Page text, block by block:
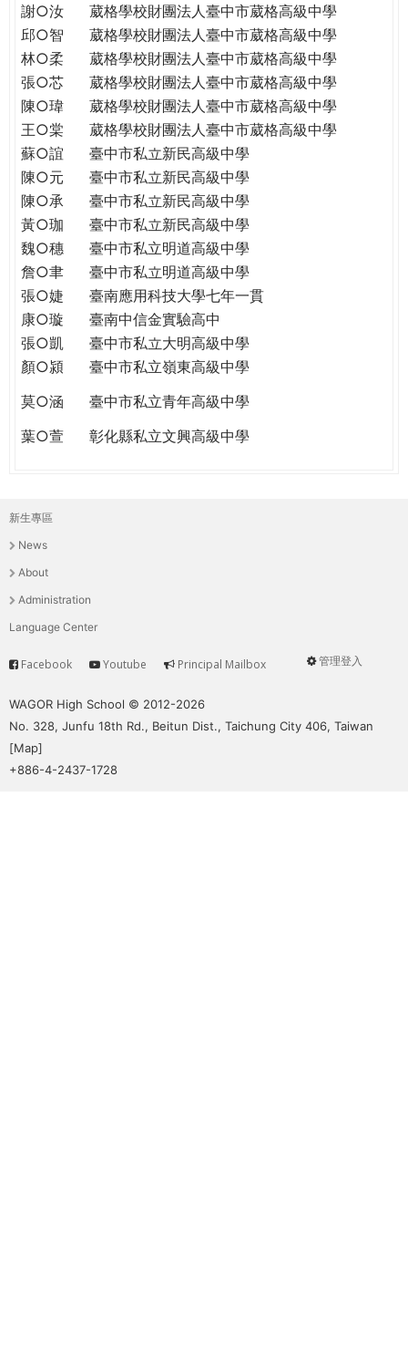
謝○汝
葳格學校財團法人臺中市葳格高級中學
邱○智
葳格學校財團法人臺中市葳格高級中學
林○柔
葳格學校財團法人臺中市葳格高級中學
張○芯
葳格學校財團法人臺中市葳格高級中學
陳○瑋
葳格學校財團法人臺中市葳格高級中學
王○棠
葳格學校財團法人臺中市葳格高級中學
蘇○誼
臺中市私立新民高級中學
陳○元
臺中市私立新民高級中學
陳○承
臺中市私立新民高級中學
黃○珈
臺中市私立新民高級中學
魏○穗
臺中市私立明道高級中學
詹○聿
臺中市私立明道高級中學
張○婕
臺南應用科技大學七年一貫
康○璇
臺南中信金實驗高中
張○凱
臺中市私立大明高級中學
顏○潁
臺中市私立嶺東高級中學
莫○涵
臺中市私立青年高級中學
葉○萱
彰化縣私立文興高級中學
主
選
單
新生專區
News
About
Administration
Language Center
User
管理登入
Service
Facebook Youtube Principal Mailbox
WAGOR High School © 2012-2026
No. 328, Junfu 18th Rd., Beitun Dist., Taichung City 406, Taiwan
[Map]
+886-4-2437-1728